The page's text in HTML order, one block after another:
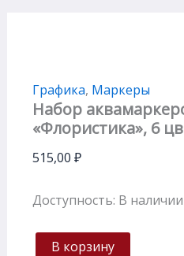
Графика, Маркеры
Набор
«Флористика», 6
515,00 ₽
Доступность: В наличии
В корзину